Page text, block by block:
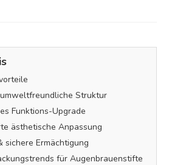
Struktur
Funktions-Upgrade
ästhetische Anpassung
sichere Ermächtigung
für Augenbrauenstifte